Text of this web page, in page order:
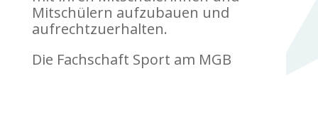
Mitschülern aufzubauen und
aufrechtzuerhalten.
Die Fachschaft Sport am MGB